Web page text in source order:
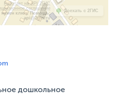
Работает на API 2ГИС
соглашение
нужен ключ. Помощь:
api@2gis.ru
Доехать с 2ГИС
дошкольное